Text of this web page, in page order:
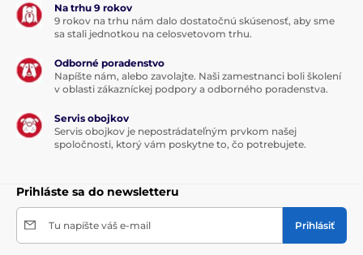
Na trhu 9 rokov
9 rokov na trhu nám dalo dostatočnú skúsenosť, aby sme
sa stali jednotkou na celosvetovom trhu.
Odborné poradenstvo
Napíšte nám, alebo zavolajte. Naši zamestnanci boli školení
v oblasti zákazníckej podpory a odborného poradenstva.
Servis obojkov
Servis obojkov je nepostrádateľným prvkom našej
spoločnosti, ktorý vám poskytne to, čo potrebujete.
Prihláste sa do newsletteru
Tu napíšte váš e-mail Prihlásiť